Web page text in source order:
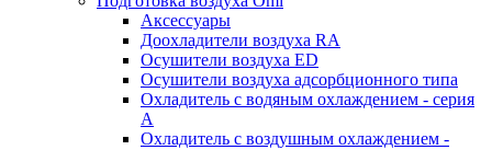
Аксессуары
Доохладители воздуха RA
Осушители воздуха ED
Осушители воздуха адсорбционного типа
Охладитель с водяным охлаждением - серия
A
Охладитель с воздушным охлаждением -